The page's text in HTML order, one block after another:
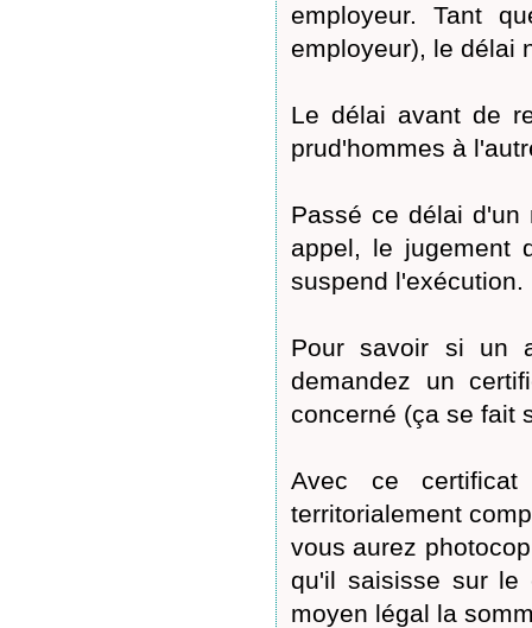
employeur. Tant
employeur), le délai
Le délai avant de
prud'hommes à
Passé ce délai d'un
appel, le jugement
suspend l'exécution.
Pour savoir si un
demandez un
concerné (ça se fait
Avec ce
territorialement
vous aurez
qu'il saisisse sur le
moyen légal la